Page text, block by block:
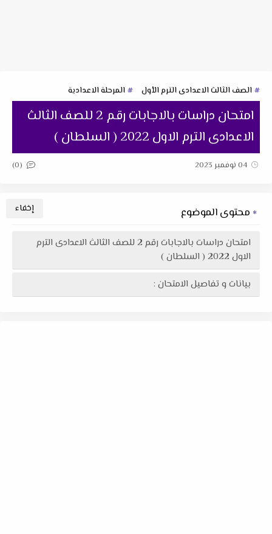
الصف الثالث الاعدادى الترم الأول المرحلة الاعدادية
امتحان دراسات بالاجابات رقم 2 للصف الثالث
الاعدادى الترم الاول 2022 ( السلطان )
04 نوفمبر 2023 (0)
محتوى الموضوع
امتحان دراسات بالاجابات رقم 2 للصف الثالث الاعدادى الترم
الاول 2022 ( السلطان )
بيانات و تفاصيل الامتحان :